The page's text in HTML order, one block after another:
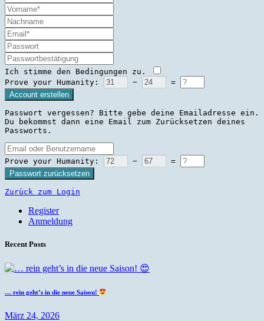
Ich stimme den Bedingungen zu.
Prove your Humanity:
−
=
Account erstellen
Passwort vergessen? Bitte gebe deine Emailadresse ein.
Du bekommst dann eine Email zum Zurücksetzen deines
Passworts.
Prove your Humanity: −
=
Passwort zurücksetzen
Zurück zum Login
Register
Anmeldung
Recent Posts
… rein geht’s in die neue Saison!
März 24, 2026